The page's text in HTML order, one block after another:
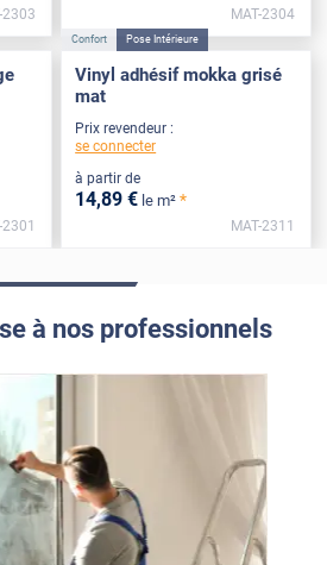
2303 MAT-2304
2301
Confort Pose Intérieure
Vinyl adhésif mokka grisé
mat
Prix revendeur :
se connecter
à partir de
14,89 € le m² *
MAT-2311
à nos professionnels